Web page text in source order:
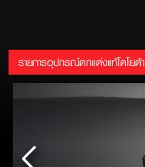
รายการอุปกรณ์ตกแต่งแท้โตโยต้า